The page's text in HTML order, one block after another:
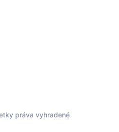
práva vyhradené